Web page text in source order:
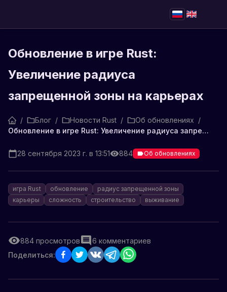
Обновление в игре Rust:
Увеличение радиуса
запрещенной зоны на карьерах
/ Блог / Новости Rust / Об обновлениях /
Обновление в игре Rust: Увеличение радиуса запрещенной зоны на карьерах
28 сентября 2023 г. в 13:51 884 Об обновлениях
игра Rust обновление
радиус запрещенной зоны
карьеры
сложность строительство выживание
884 просмотров 6 комментариев
Поделиться: